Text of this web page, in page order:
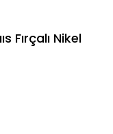
Fırçalı Nikel